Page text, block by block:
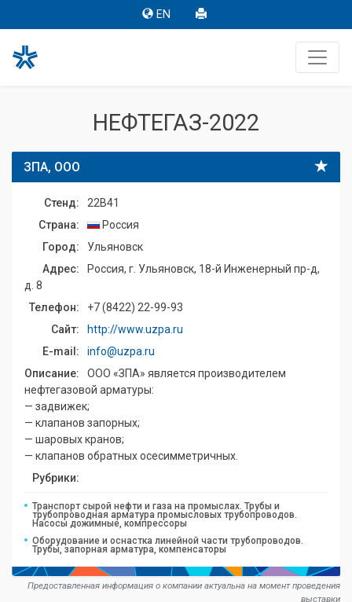
EN
НЕФТЕГАЗ-2022
ЗПА, ООО
Стенд:
22B41
Страна:
Россия
Город:
Ульяновск
Адрес:
Россия, г. Ульяновск, 18-й Инженерный пр-д,
д. 8
Телефон:
+7 (8422) 22-99-93
Сайт:
http://www.uzpa.ru
E-mail:
info@uzpa.ru
Описание:
ООО «ЗПА» является производителем
нефтегазовой арматуры:
— задвижек;
— клапанов запорных;
— шаровых кранов;
— клапанов обратных осесимметричных.
Рубрики:
Транспорт сырой нефти и газа на промыслах. Трубы и
трубопроводная арматура промысловых трубопроводов.
Насосы дожимные, компрессоры
Оборудование и оснастка линейной части трубопроводов.
Трубы, запорная арматура, компенсаторы
Предоставленная информация о компании актуальна на момент проведения
выставки